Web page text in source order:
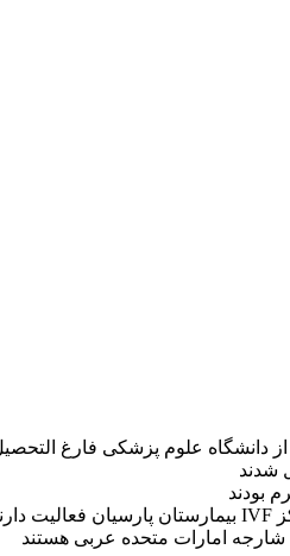
امارات متحده عربی هستند